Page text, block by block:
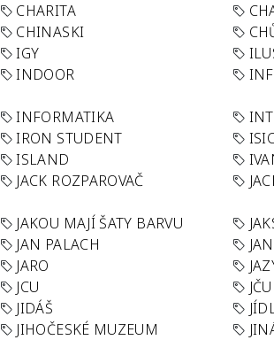
CHARITA
CHINASKI
IGY
INDOOR
INFORMATIKA
IRON STUDENT
ISLAND
JACK ROZPAROVAČ
JAKOU MAJÍ ŠATY BARVU
JAN PALACH
JARO
JCU JČU
JIDÁŠ
JIHOČESKÉ MUZEUM